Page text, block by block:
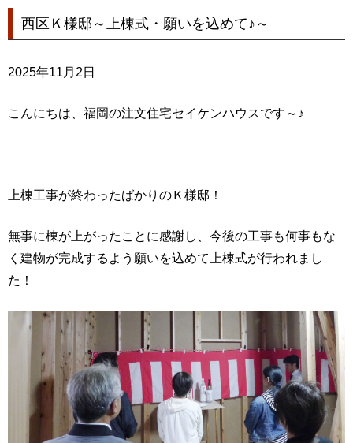
西区Ｋ様邸～上棟式・願いを込めて♪～
2025年11月2日
こんにちは、福岡の注文住宅セイケンハウスです～♪
上棟工事が終わったばかりのＫ様邸！
無事に棟が上がったことに感謝し、今後の工事も何事もな
く建物が完成するよう願いを込めて上棟式が行われまし
た！